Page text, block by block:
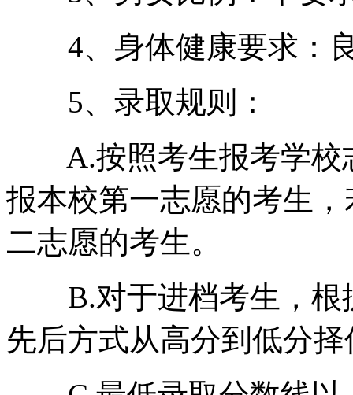
4、身体健康要求：
5、录取规则：
A.按照考生报考学校
报本校第一志愿的考生
二志愿的考生。
B.对于进档考生，根
先后方式从高分到低分